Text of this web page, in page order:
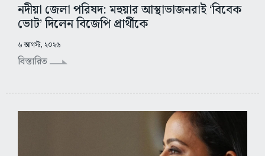
নদীয়া জেলা পরিষদ: মহুয়ার আস্থাভাজনরাই ‘বিবেক
ভোট’ দিলেন বিজেপি প্রার্থীকে
৬ আগস্ট, ২০২৬
বিস্তারিত